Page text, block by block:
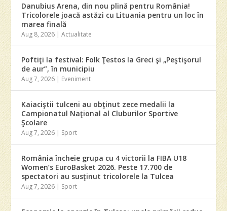
Danubius Arena, din nou plină pentru România!
Tricolorele joacă astăzi cu Lituania pentru un loc în
marea finală
Aug 8, 2026 |Actualitate
Poftiţi la festival: Folk Ţestos la Greci şi „Peştişorul
de aur”, în municipiu
Aug 7, 2026 | Eveniment
Kaiaciştii tulceni au obţinut zece medalii la
Campionatul Naţional al Cluburilor Sportive
Şcolare
Aug 7, 2026 | Sport
România încheie grupa cu 4 victorii la FIBA U18
Women’s EuroBasket 2026. Peste 17.700 de
spectatori au susţinut tricolorele la Tulcea
Aug 7, 2026 | Sport